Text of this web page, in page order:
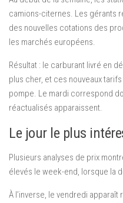
camions-citernes. Les gérants
des nouvelles cotations des
les marchés européens.
Résultat : le carburant livré en
plus cher, et ces nouveaux
pompe. Le mardi correspond
réactualisés apparaissent.
Le jour le plus
Plusieurs analyses de prix
élevés le week-end, lorsque la
À l’inverse, le vendredi